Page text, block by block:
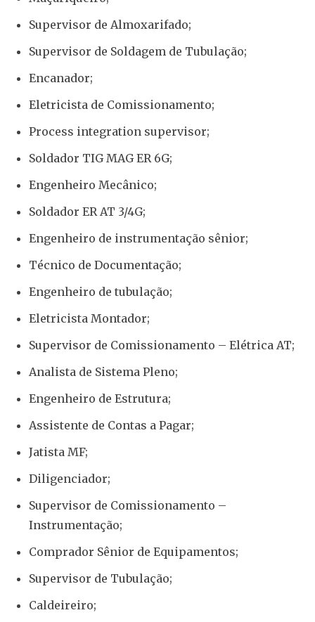
Supervisor de Almoxarifado;
Supervisor de Soldagem de Tubulação;
Encanador;
Eletricista de Comissionamento;
Process integration supervisor;
Soldador TIG MAG ER 6G;
Engenheiro Mecânico;
Soldador ER AT 3/4G;
Engenheiro de instrumentação sênior;
Técnico de Documentação;
Engenheiro de tubulação;
Eletricista Montador;
Supervisor de Comissionamento – Elétrica AT;
Analista de Sistema Pleno;
Engenheiro de Estrutura;
Assistente de Contas a Pagar;
Jatista MF;
Diligenciador;
Supervisor de Comissionamento –
Instrumentação;
Comprador Sênior de Equipamentos;
Supervisor de Tubulação;
Caldeireiro;